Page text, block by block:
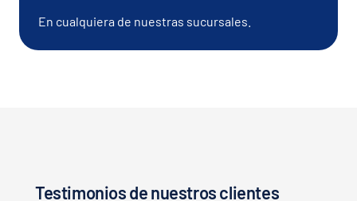
En cualquiera de nuestras sucursales.
Testimonios de nuestros clientes